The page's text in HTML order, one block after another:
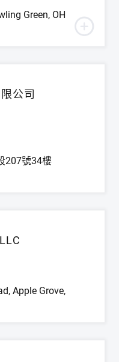
Green, OH
公司
207號34樓
Apple Grove,